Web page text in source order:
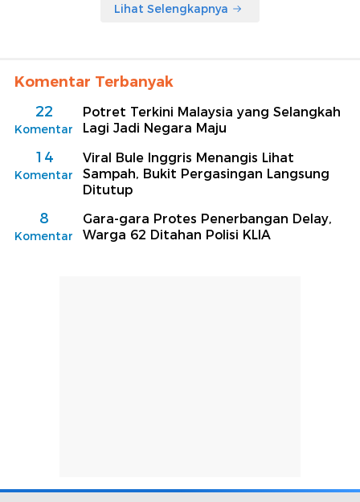
Lihat Selengkapnya
Komentar Terbanyak
22
Komentar
Potret Terkini Malaysia yang Selangkah
Lagi Jadi Negara Maju
14
Komentar
Viral Bule Inggris Menangis Lihat
Sampah, Bukit Pergasingan Langsung
Ditutup
8
Komentar
Gara-gara Protes Penerbangan Delay,
Warga 62 Ditahan Polisi KLIA